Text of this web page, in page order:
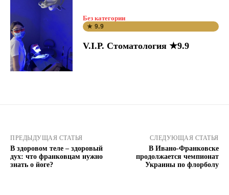
Без категории
★ 9.9
V.I.P. Стоматология ★9.9
ПРЕДЫДУЩАЯ СТАТЬЯ
В здоровом теле – здоровый
дух: что франковцам нужно
знать о йоге?
СЛЕДУЮЩАЯ СТАТЬЯ
В Ивано-Франковске
продолжается чемпионат
Украины по флорболу